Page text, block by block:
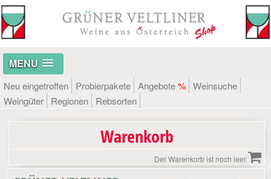
MENU
Neu eingetroffen Probierpakete Angebote% Weinsuche
Weingüter
Regionen Rebsorten
Warenkorb
Der Warenkorb ist noch leer